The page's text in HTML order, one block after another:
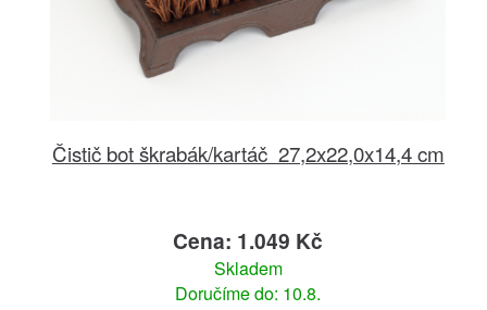
Čistič bot škrabák/kartáč 27,2x22,0x14,4 cm
Cena: 1.049 Kč
Skladem
Doručíme do: 10.8.